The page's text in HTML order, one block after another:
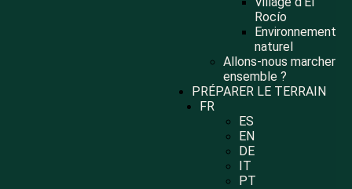
Rocío
Environnement
naturel
Allons-nous marcher
ensemble ?
PRÉPARER LE TERRAIN
FR
ES
EN
DE
IT
PT